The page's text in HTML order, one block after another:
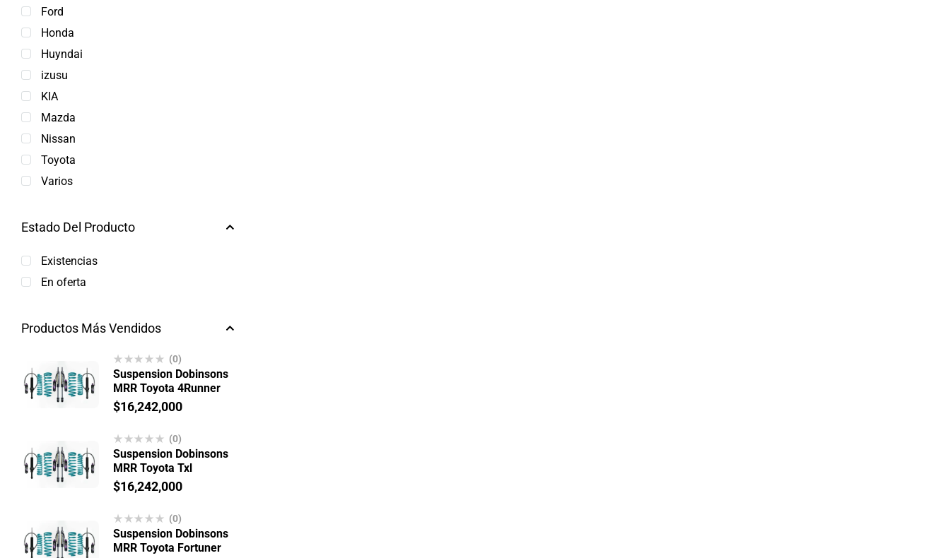
Ford
Honda
Huyndai
izusu
KIA
Mazda
Nissan
Toyota
Varios
Estado Del Producto
Existencias
En oferta
Productos Más Vendidos
(0)
Suspension Dobinsons
MRR Toyota 4Runner
$16,242,000
(0)
Suspension Dobinsons
MRR Toyota Txl
$16,242,000
(0)
Suspension Dobinsons
MRR Toyota Fortuner